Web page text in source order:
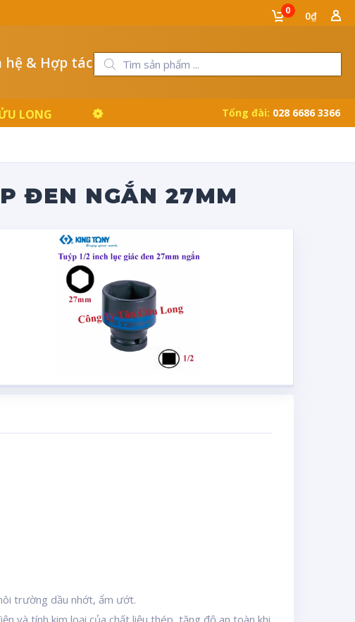
0 0₫
hệ & Hợp tác
LONG Tổng đài: 028 6686 3366
ĐEN NGẮN 27MM
trường dầu nhớt, ẩm ướt.
và tính kim loại của chất liệu thép, tăng độ an toàn khi